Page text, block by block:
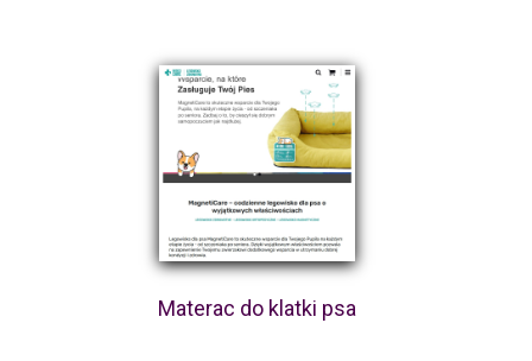
Materac do klatki psa